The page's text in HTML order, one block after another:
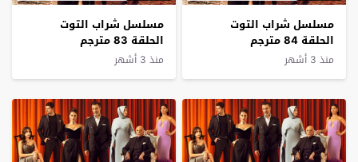
مسلسل شراب التوت
الحلقة 84 مترجم
منذ 3 أشهر
مسلسل شراب التوت
الحلقة 83 مترجم
منذ 3 أشهر